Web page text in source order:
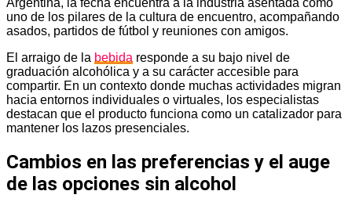
uno de los pilares de la cultura de encuentro, acompañando
asados, partidos de fútbol y reuniones con amigos.
El arraigo de la bebida responde a su bajo nivel de
graduación alcohólica y a su carácter accesible para
compartir. En un contexto donde muchas actividades migran
hacia entornos individuales o virtuales, los especialistas
destacan que el producto funciona como un catalizador para
mantener los lazos presenciales.
Cambios en las preferencias y el auge
de las opciones sin alcohol